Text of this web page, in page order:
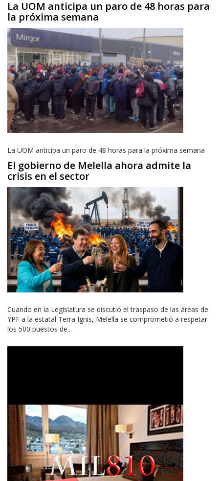
La UOM anticipa un paro de 48 horas para
la próxima semana
La UOM anticipa un paro de 48 horas para la próxima semana
El gobierno de Melella ahora admite la
crisis en el sector
Cuando en la Legislatura se discutió el traspaso de las áreas de
YPF a la estatal Terra Ignis, Melella se comprometió a respetar
los 500 puestos de...